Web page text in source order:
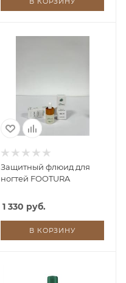
Защитный флюид для
ногтей FOOTURA
1 330 руб.
В КОРЗИНУ